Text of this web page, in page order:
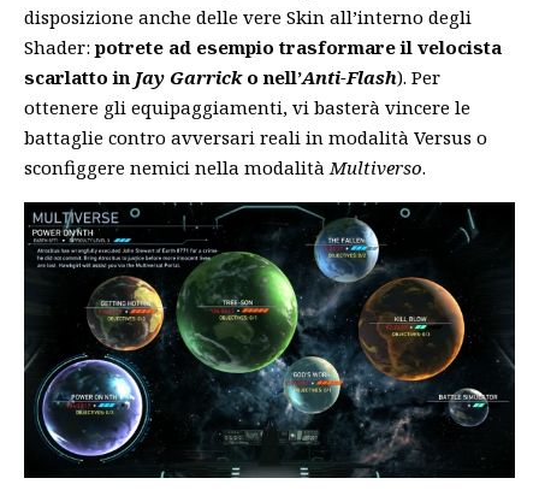
disposizione anche delle vere Skin all’interno degli
Shader:potrete ad esempio trasformare il velocista
scarlatto in Jay Garricko nell’Anti-Flash). Per
ottenere gli equipaggiamenti, vi basterà vincere le
battaglie contro avversari reali in modalità Versus o
sconfiggere nemici nella modalità Multiverso.